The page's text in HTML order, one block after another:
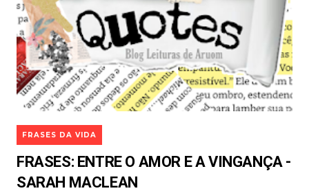
FRASES DA VIDA
FRASES: ENTRE O AMOR E A VINGANÇA -
SARAH MACLEAN